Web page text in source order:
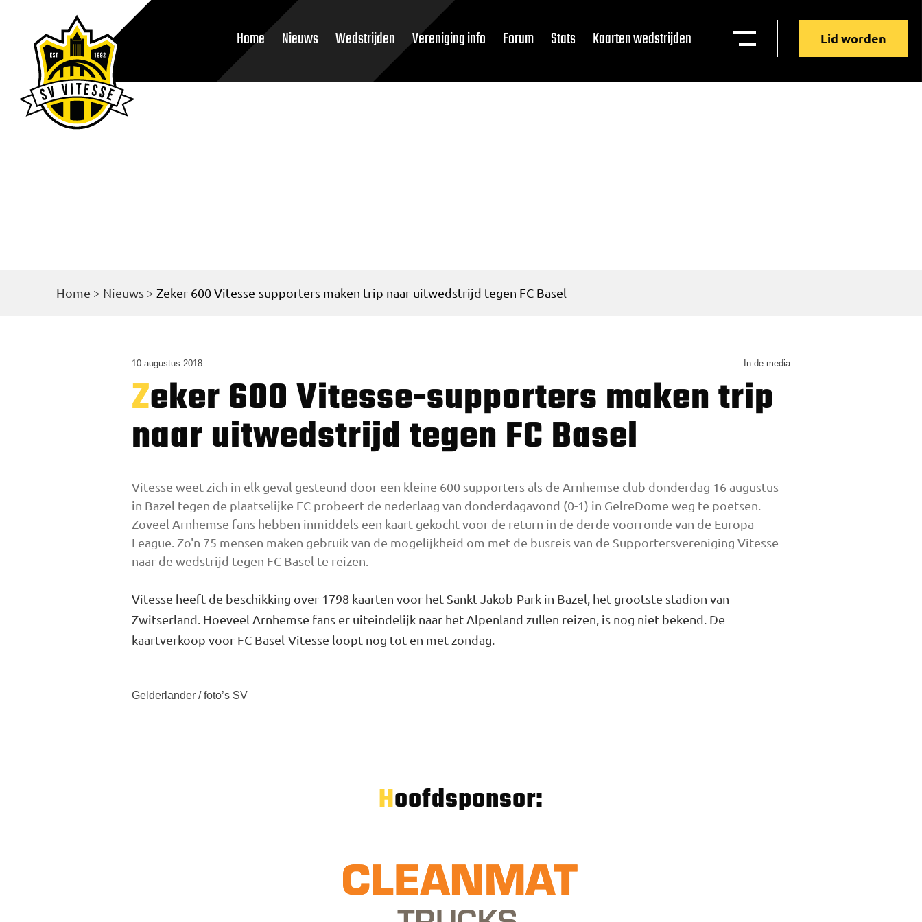
Home Nieuws Wedstrijden Vereniging info Forum Stats Kaarten wedstrijden Lid worden
Home > Nieuws > Zeker 600 Vitesse-supporters maken trip naar uitwedstrijd tegen FC Basel
10 augustus 2018 In de media
Zeker 600 Vitesse-supporters maken trip
naar uitwedstrijd tegen FC Basel
Vitesse weet zich in elk geval gesteund door een kleine 600 supporters als de Arnhemse club donderdag 16 augustus
in Bazel tegen de plaatselijke FC probeert de nederlaag van donderdagavond (0-1) in GelreDome weg te poetsen.
Zoveel Arnhemse fans hebben inmiddels een kaart gekocht voor de return in de derde voorronde van de Europa
League. Zo'n 75 mensen maken gebruik van de mogelijkheid om met de busreis van de Supportersvereniging Vitesse
naar de wedstrijd tegen FC Basel te reizen.
Vitesse heeft de beschikking over 1798 kaarten voor het Sankt Jakob-Park in Bazel, het grootste stadion van
Zwitserland. Hoeveel Arnhemse fans er uiteindelijk naar het Alpenland zullen reizen, is nog niet bekend. De
kaartverkoop voor FC Basel-Vitesse loopt nog tot en met zondag.
Gelderlander / foto’s SV
Hoofdsponsor: